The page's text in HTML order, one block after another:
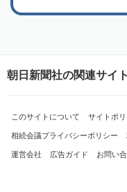
朝日新聞社の関連サイト
このサイトについて サイトポ
相続会議プライバシーポリシー
運営会社 広告ガイド お問い